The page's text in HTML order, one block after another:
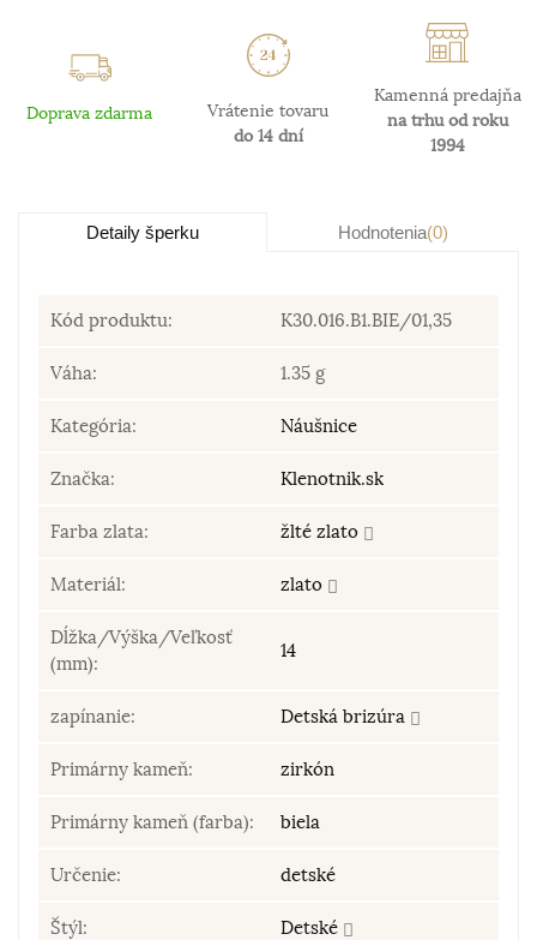
Doprava zdarma
Vrátenie tovaru
do 14 dní
Kamenná predajňa
na trhu od roku
1994
Detaily šperku Hodnotenia(0)
Kód produktu: K30.016.B1.BIE/01,35
Váha: 1.35 g
Kategória: Náušnice
Značka: Klenotnik.sk
Farba zlata: žlté zlato
Materiál: zlato
Dĺžka/Výška/Veľkosť
(mm):
14
zapínanie: Detská brizúra
Primárny kameň: zirkón
Primárny kameň (farba): biela
Určenie: detské
Štýl: Detské